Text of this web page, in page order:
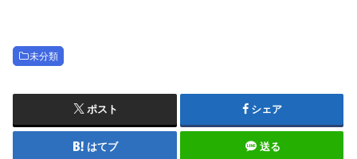
未分類
ポスト シェア
はてブ 送る